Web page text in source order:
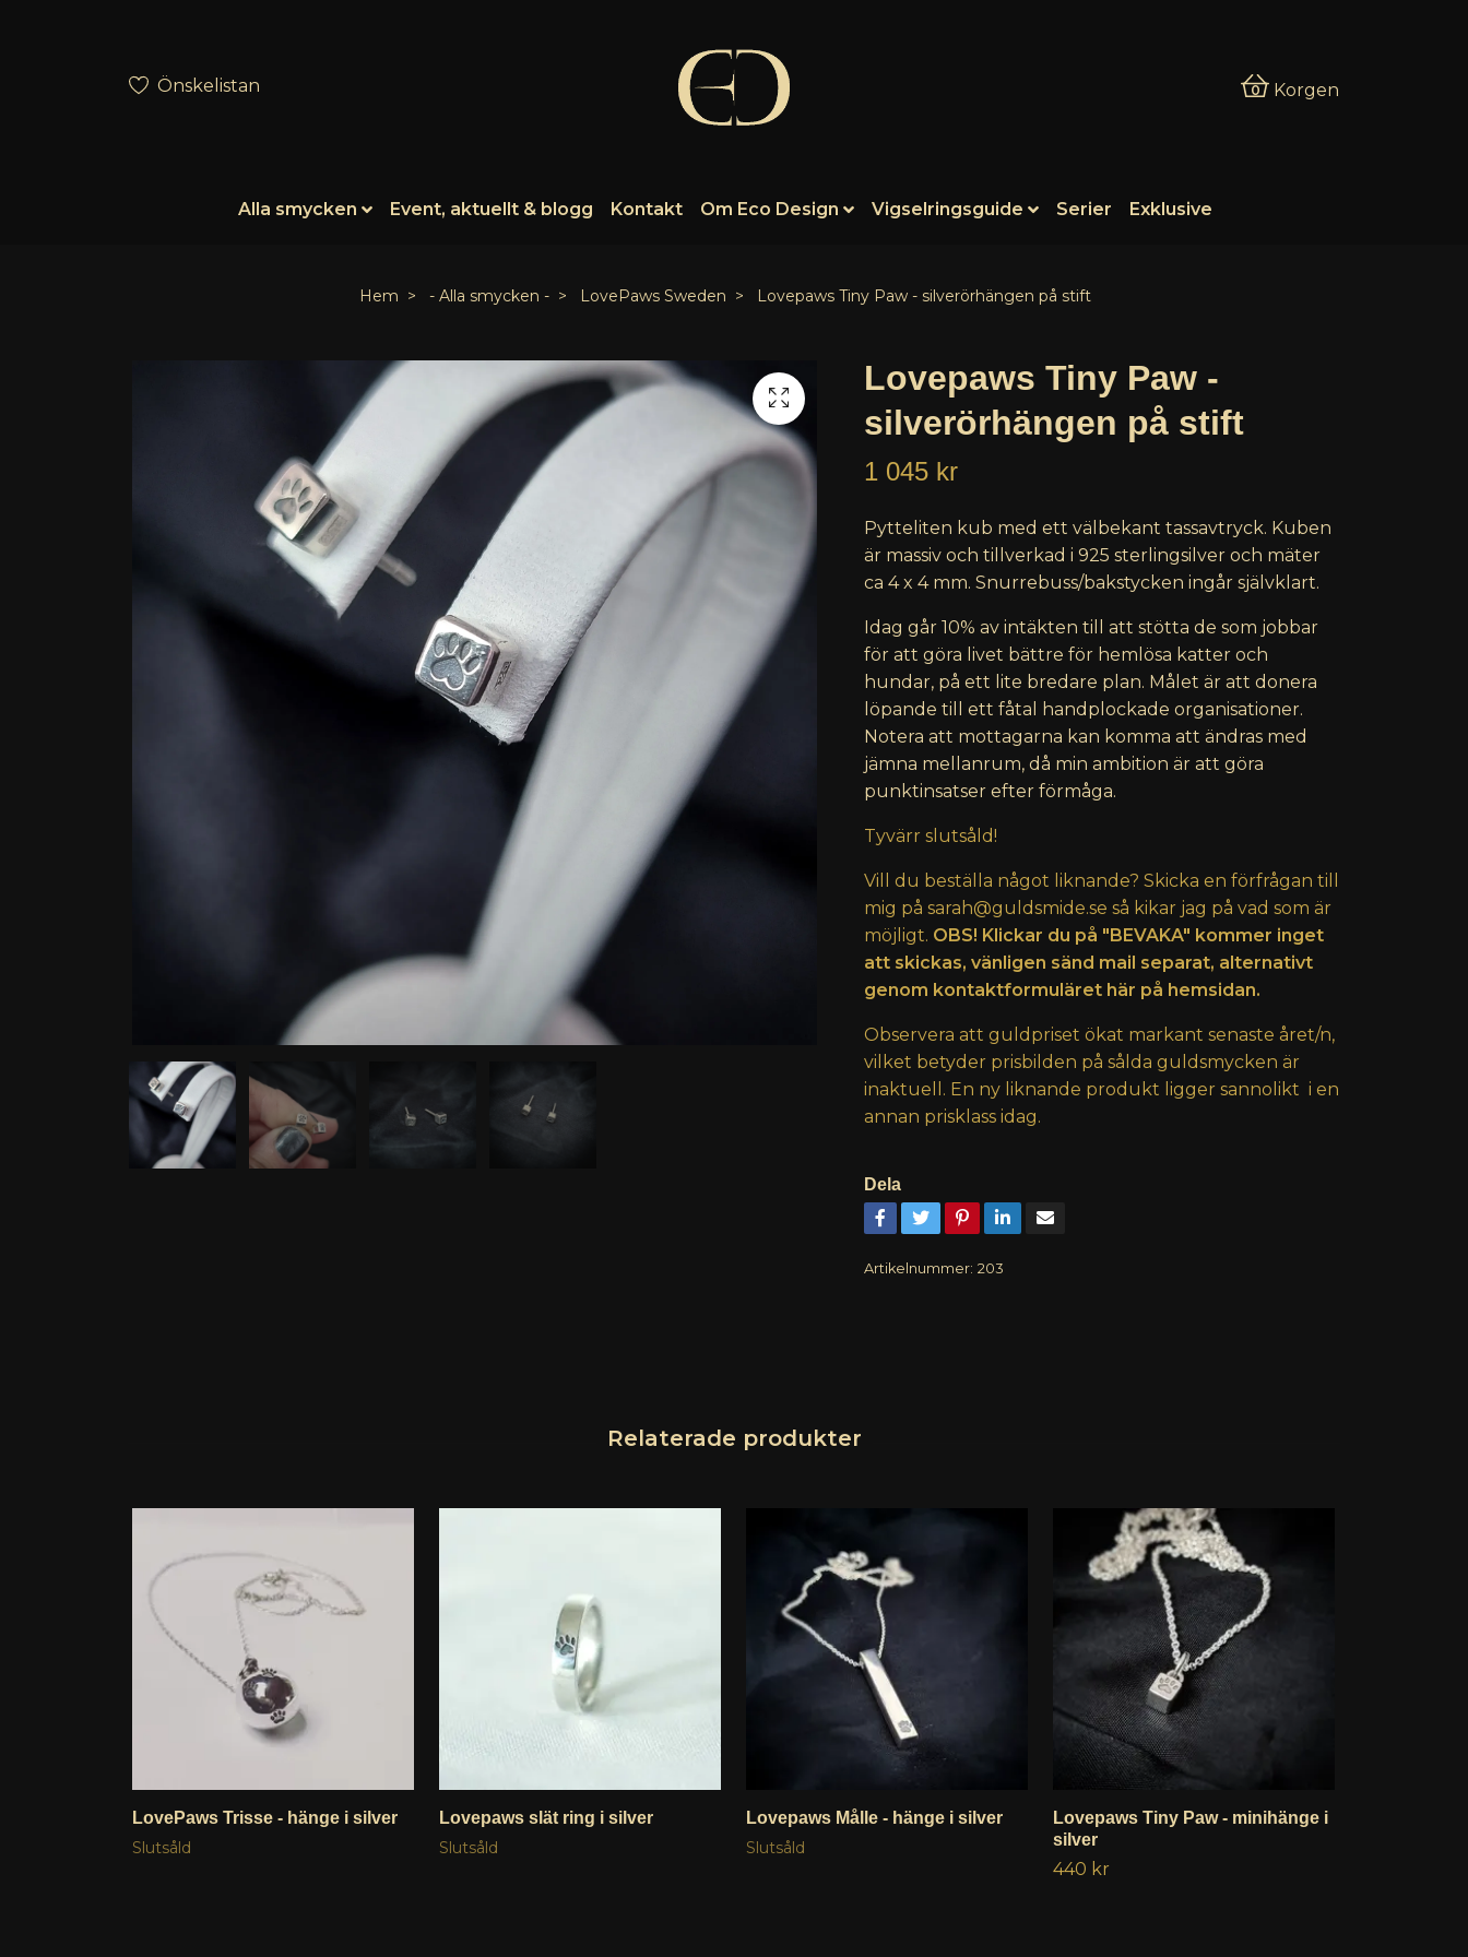
Önskelistan 0 Korgen
Alla smycken Event, aktuellt & blogg Kontakt Om Eco Design Vigselringsguide Serier Exklusive
Hem - Alla smycken - LovePaws Sweden Lovepaws Tiny Paw - silverörhängen på stift
Lovepaws Tiny Paw -
silverörhängen på stift
1 045 kr
Pytteliten kub med ett välbekant tassavtryck. Kuben
är massiv och tillverkad i 925 sterlingsilver och mäter
ca 4 x 4 mm. Snurrebuss/bakstycken ingår självklart.
Idag går 10% av intäkten till att stötta de som jobbar
för att göra livet bättre för hemlösa katter och
hundar, på ett lite bredare plan. Målet är att donera
löpande till ett fåtal handplockade organisationer.
Notera att mottagarna kan komma att ändras med
jämna mellanrum, då min ambition är att göra
punktinsatser efter förmåga.
Tyvärr slutsåld!
Vill du beställa något liknande? Skicka en förfrågan till
mig på sarah@guldsmide.se så kikar jag på vad som är
möjligt. OBS! Klickar du på "BEVAKA" kommer inget
att skickas, vänligen sänd mail separat, alternativt
genom kontaktformuläret här på hemsidan.
Observera att guldpriset ökat markant senaste året/n,
vilket betyder prisbilden på sålda guldsmycken är
inaktuell. En ny liknande produkt ligger sannolikt i en
annan prisklass idag.
Dela
Artikelnummer: 203
LovePaws Trisse - hänge i silver
Slutsåld
Lovepaws slät ring i silver
Slutsåld
Lovepaws Målle - hänge i silver
Slutsåld
Lovepaws Tiny Paw - minihänge i
silver
440 kr